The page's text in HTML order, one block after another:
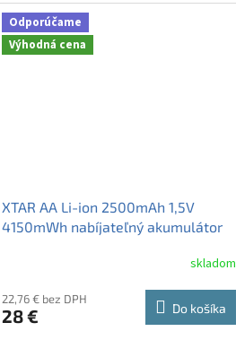
Odporúčame
Výhodná cena
XTAR AA Li-ion 2500mAh 1,5V
4150mWh nabíjateľný akumulátor
skladom
22,76 € bez DPH
28 € Do košíka